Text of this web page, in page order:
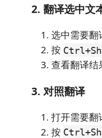
2. 翻译选中文
选中需要翻
按
查看翻译结
3. 对照翻译
打开需要翻
按